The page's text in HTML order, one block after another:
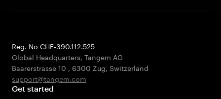
Reg. No CHE-390.112.525
Global Headquarters, Tangem AG
Baarerstrasse 10 , 6300 Zug, Switzerland
support@tangem.com
Get started